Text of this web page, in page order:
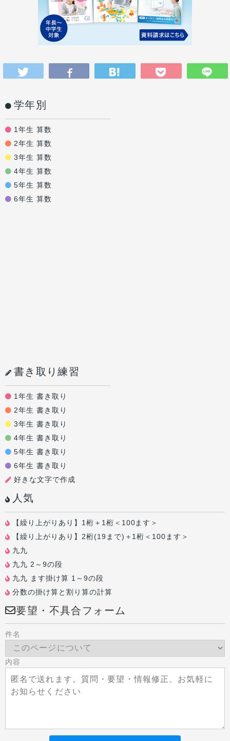
学年別
1年生 算数
2年生 算数
3年生 算数
4年生 算数
5年生 算数
6年生 算数
書き取り練習
1年生 書き取り
2年生 書き取り
3年生 書き取り
4年生 書き取り
5年生 書き取り
6年生 書き取り
好きな文字で作成
人気
【繰り上がりあり】1桁＋1桁＜100ます＞
【繰り上がりあり】2桁(19まで)＋1桁＜100ます＞
九九
九九 2～9の段
九九 ます掛け算 1～9の段
分数の掛け算と割り算の計算
要望・不具合フォーム
件名
内容